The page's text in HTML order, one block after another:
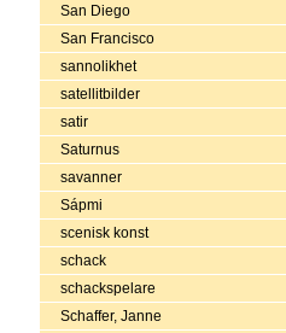
San Diego
San Francisco
sannolikhet
satellitbilder
satir
Saturnus
savanner
Sápmi
scenisk konst
schack
schackspelare
Schaffer, Janne